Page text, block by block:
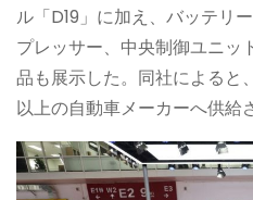
ル「D19」に加え、バッテリ
プレッサー、中央制御ユニッ
品も展示した。同社によると
以上の自動車メーカーへ供給